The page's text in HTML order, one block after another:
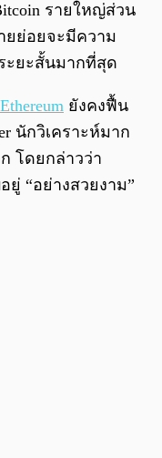
รายใหญ่ส่วน
ยย่อยจะมีความ
ะยะสั้นมากที่สุด
Ethereum ยังคงฟื้น
นักวิเคราะห์มาก
โดยกล่าวว่า
ยู่ “อย่างสวยงาม”